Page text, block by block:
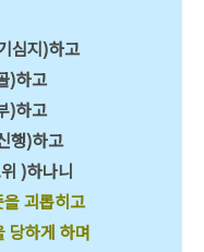
심지)하고
)하고
)하고
행)하고
)하나니
괴롭히고
당하게 하며